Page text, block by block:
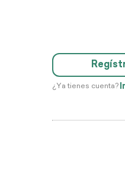
¿Ya tienes cuenta?